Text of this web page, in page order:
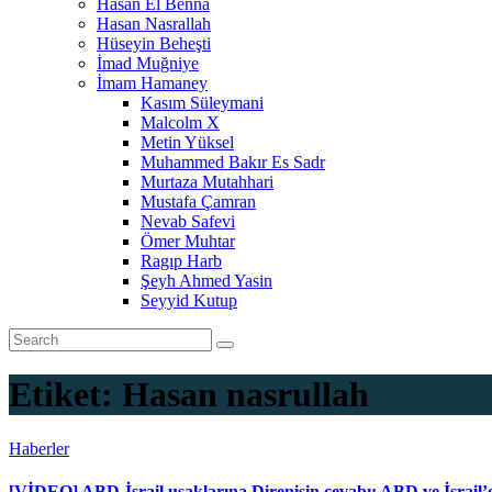
Hasan El Benna
Hasan Nasrallah
Hüseyin Beheşti
İmad Muğniye
İmam Hamaney
Kasım Süleymani
Malcolm X
Metin Yüksel
Muhammed Bakır Es Sadr
Murtaza Mutahhari
Mustafa Çamran
Nevab Safevi
Ömer Muhtar
Ragıp Harb
Şeyh Ahmed Yasin
Seyyid Kutup
Etiket: Hasan nasrullah
Haberler